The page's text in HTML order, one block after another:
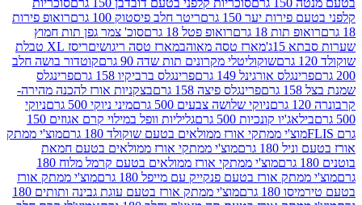
סוכריות קלפני בטעם דובדבן 150 גרם
סוכריות
יער 150 גרם
ריטר חלב פיסטוק 100 גרם
רואופ פירות
תות 18 גרם
רואופ פטל 18 גרם
סוכ' צמר גפן תות חמוץ
מארז טסה מאוהב מארז טסה ריגושים
ריסז XL טבלת
שוקוליטלי מקרונים תות שדה 90 גרם
קוטדור בושה חלב
אורגינל 149 גרם
פרינגלס ברביקיו 158 גרם
פרינגלס
פרינגלס פיצה 158 גרם
בצקניות אורז להכנה מהירה-
ניוקי שלושה צבעים 500 גרם
מיני ניוקי 500 גרם
ניוקי
קונכיות 500 גרם
גליליות וופל במילוי קרם אגוזים 150
ממתקי אורז ממולאים בטעם שוקולד 180 גרם
מוצ'י ממתק
גרם
מוצ'י ממתקי אורז ממולאים בטעם חמאת
מוצ'י ממתקי אורז ממולאים בטעם קרמל מלוח 180
אורז בטעם פנקייק עם מייפל 180 גרם
מוצ'י ממתק אורז
גרם
מוצ'י ממתק אורז בטעם עוגת גבינה ותותים 180